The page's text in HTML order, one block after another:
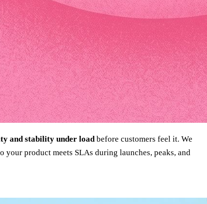
and stability under loadbefore customers feel it. We
product meets SLAs during launches, peaks, and